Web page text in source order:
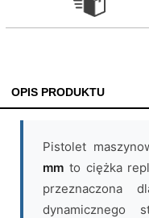
OPIS PRODUKTU
Pistolet
mm to ciężka
przeznaczona
dynamicznego